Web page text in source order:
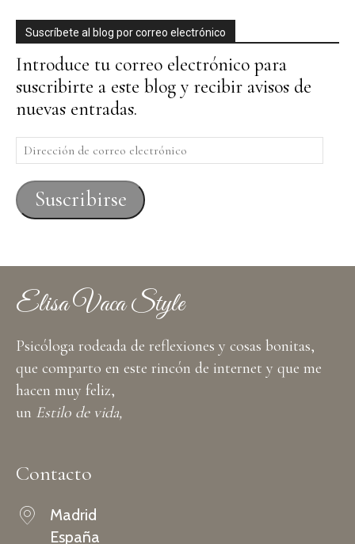
Suscríbete al blog por correo electrónico
Introduce tu correo electrónico para
suscribirte a este blog y recibir avisos de
nuevas entradas.
Dirección
de
correo
electrónico
Suscribirse
Elisa Vaca Style
Psicóloga rodeada de reflexiones y cosas bonitas,
que comparto en este rincón de internet y que me
hacen muy feliz,
un Estilo de vida,
Contacto
Madrid
España